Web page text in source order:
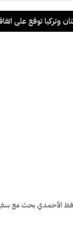
توقع على اتفاقية
الأحمدي بحث مع سفير